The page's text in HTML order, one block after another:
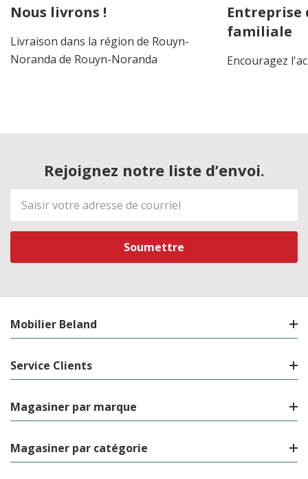
Nous livrons !
Livraison dans la région de Rouyn-
Noranda de Rouyn-Noranda
Entreprise
familiale
Encouragez
Rejoignez notre liste d’envoi.
Adresse
de
courriel
Mobilier Beland
Service Clients
Magasiner par marque
Magasiner par catégorie